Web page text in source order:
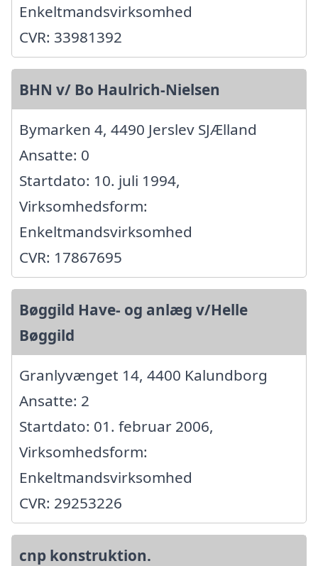
Enkeltmandsvirksomhed
CVR: 33981392
BHN v/ Bo Haulrich-Nielsen
Bymarken 4, 4490 Jerslev SJÆlland
Ansatte: 0
Startdato: 10. juli 1994,
Virksomhedsform:
Enkeltmandsvirksomhed
CVR: 17867695
Bøggild Have- og anlæg v/Helle
Bøggild
Granlyvænget 14, 4400 Kalundborg
Ansatte: 2
Startdato: 01. februar 2006,
Virksomhedsform:
Enkeltmandsvirksomhed
CVR: 29253226
cnp konstruktion.